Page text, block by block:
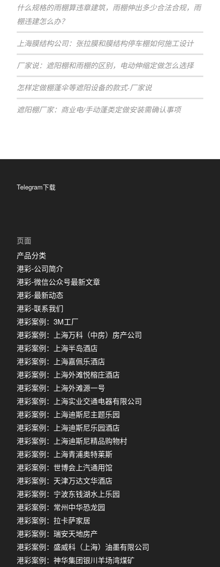
什么规格的雨棚算违章建筑，雨棚伸出多少合法合规，雨
棚违建怎么办？
上海膜结构公司：张拉膜和膜结构停车棚如何施工设计
厂家说：遮阳棚和雨棚的区别，电动伸缩定做怎么选择
怎样定做棚蓬伞等遮阳设备的款式-厂家说
遮阳棚厂家：商业电/手动蓬类定做安装需确认事项
Telegram下载
页面
产品分类
港彩-公司简介
港彩-微信公众号最新文章
港彩-最新动态
港彩-联系我们
港彩案例：3M工厂
港彩案例：上海万科（中房）房产公司
港彩案例：上海半岛酒店
港彩案例：上海嘉佩乐酒店
港彩案例：上海外滩悦榕庄酒店
港彩案例：上海外滩源一号
港彩案例：上海实业交通电器有限公司
港彩案例：上海迪斯尼主题乐园
港彩案例：上海迪斯尼乐园酒店
港彩案例：上海迪斯尼精品购物村
港彩案例：上海青浦奥特莱斯
港彩案例：世博会上汽通用馆
港彩案例：天津万达文华酒店
港彩案例：宁波东钱湖水上乐园
港彩案例：常州中华恐龙园
港彩案例：拉卡萨家居
港彩案例：瑞安天地房产
港彩案例：盛威科（上海）油墨有限公司
港彩案例：神华集团银川羊场湾煤矿